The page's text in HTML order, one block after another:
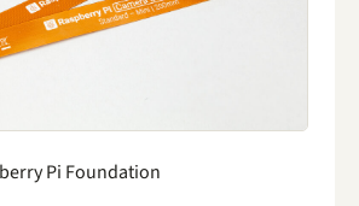
Pi Foundation